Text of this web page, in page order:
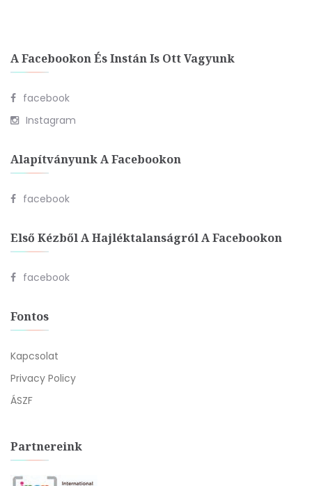
A Facebookon És Instán Is Ott Vagyunk
facebook
Instagram
Alapítványunk A Facebookon
facebook
Első Kézből A Hajléktalanságról A Facebookon
facebook
Fontos
Kapcsolat
Privacy Policy
ÁSZF
Partnereink